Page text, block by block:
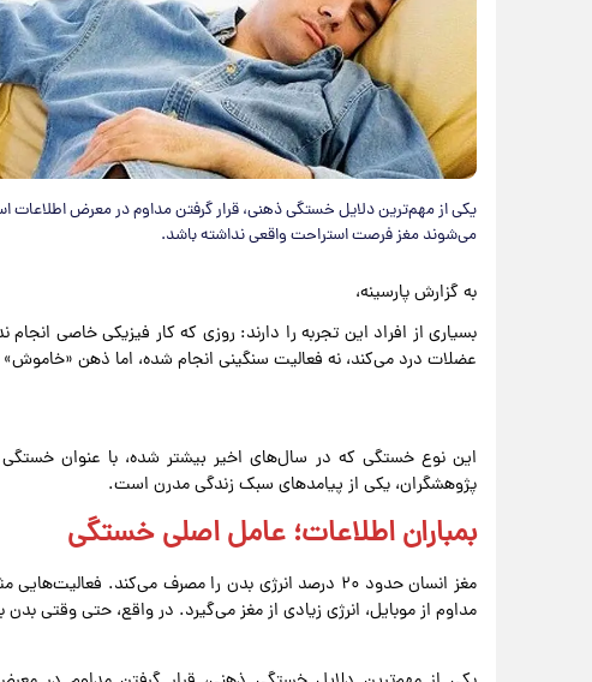
یکی از مهم‌ترین دلایل خستگی ذهنی، قرار گرفتن مداوم در معرض اطلاعات
می‌شوند مغز فرصت استراحت واقعی نداشته باشد.
به گزارش پارسینه،
بسیاری از افراد این تجربه را دارند: روزی که کار فیزیکی خاصی
عضلات درد می‌کند، نه فعالیت سنگینی انجام شده، اما ذهن
این نوع خستگی که در سال‌های اخیر بیشتر شده، با عنوان
پژوهشگران، یکی از پیامدهای سبک زندگی مدرن است.
بمباران اطلاعات؛ عامل اصلی خستگی
مغز انسان حدود ۲۰ درصد انرژی بدن را مصرف می‌کند.
مداوم از موبایل، انرژی زیادی از مغز می‌گیرد. در واقع، حتی وقتی